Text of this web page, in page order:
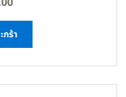
กร้า